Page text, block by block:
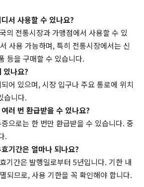
서 사용할 수 있나요?
의 전통시장과 가맹점에서 사용할 수 있
사용 가능하며, 특히 전통시장에서는 신
등을 구매할 수 있습니다.
있나요?
어 있으며, 시장 입구나 주요 통로에 위치
습니다.
러 번 환급받을 수 있나요?
으로는 한 번만 환급받을 수 있습니다. 중
.
기간은 얼마나 되나요?
기간은 발행일로부터 5년입니다. 기한 내
되므로, 사용 기한을 꼭 확인해야 합니다.